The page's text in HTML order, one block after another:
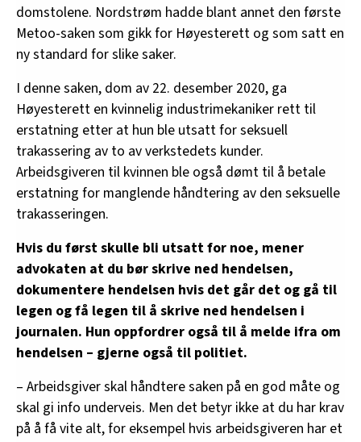
former for «uønsket seksuell oppmerksomhet
som har som formål eller virkning å være
krenkende, skremmende, fiendtlig,
Likestillings- og diskrimineringsloven § 14forbyr
også å gjengjelde mot noen som klager om
brudd på loven.
Arbeidsmiljøloven § 4–3 stiller også krav til det
psykososiale arbeidsmiljøet. Det handler om
hvordan ansatte opplever egen arbeidssituasjon
og samspillet mellom menneskene på jobben.
§ 4–3 6) sier også at «Arbeidstaker skal, så langt
det er mulig, beskyttes mot vold, trusler og
uheldige belastninger som følge av kontakt med
andre».
konkrete føringer for hvordan arbeidsgivere må
jobbe forebyggende mot trakassering og
systematisk for å ivareta sine ansatte.
domstolene. Nordstrøm hadde blant annet den første
Metoo-saken som gikk for Høyesterett og som satt en
ny standard for slike saker.
I denne saken, dom av 22. desember 2020, ga
Høyesterett en kvinnelig industrimekaniker rett til
erstatning etter at hun ble utsatt for seksuell
trakassering av to av verkstedets kunder.
Arbeidsgiveren til kvinnen ble også dømt til å betale
erstatning for manglende håndtering av den seksuelle
trakasseringen.
Hvis du først skulle bli utsatt for noe, mener
advokaten at du bør skrive ned hendelsen,
dokumentere hendelsen hvis det går det og gå til
legen og få legen til å skrive ned hendelsen i
journalen. Hun oppfordrer også til å melde ifra om
hendelsen – gjerne også til politiet.
– Arbeidsgiver skal håndtere saken på en god måte og
skal gi info underveis. Men det betyr ikke at du har krav
på å få vite alt, for eksempel hvis arbeidsgiveren har et